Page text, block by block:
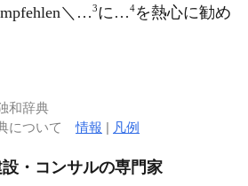
＼…3に…4を熱心に勧め
和辞典
典について情報 | 凡例
・コンサルの専門家